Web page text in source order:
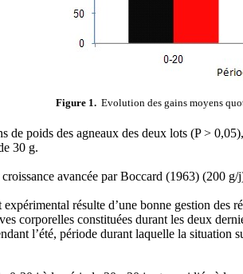
Figure 1.Evolution des gains moyens
de poids des agneaux des deux lots (P >
30 g.
avancée par Boccard (1963) (200 g/
résulte d’une bonne gestion
corporelles constituées durant les deux
l’été, période durant laquelle la